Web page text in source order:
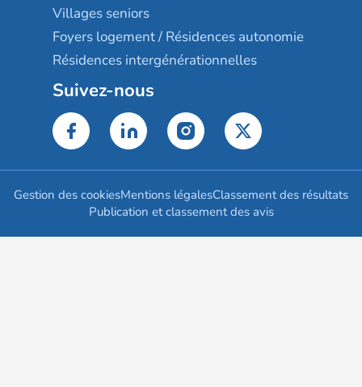
Villages seniors
Foyers logement / Résidences autonomie
Résidences intergénérationnelles
Suivez-nous
Gestion des cookiesMentions légalesClassement des résultats
Publication et classement des avis